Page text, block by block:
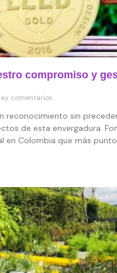
compromiso y
comentarios
reconocimiento sin
de esta envergadura.
en Colombia que más